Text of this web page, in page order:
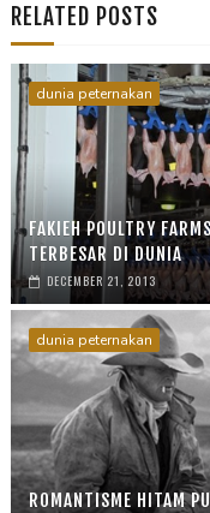
RELATED POSTS
dunia peternakan
FAKIEH POULTRY
TERBESAR DI DUNIA
DECEMBER 21, 2013
dunia peternakan
ROMANTISME HITAM